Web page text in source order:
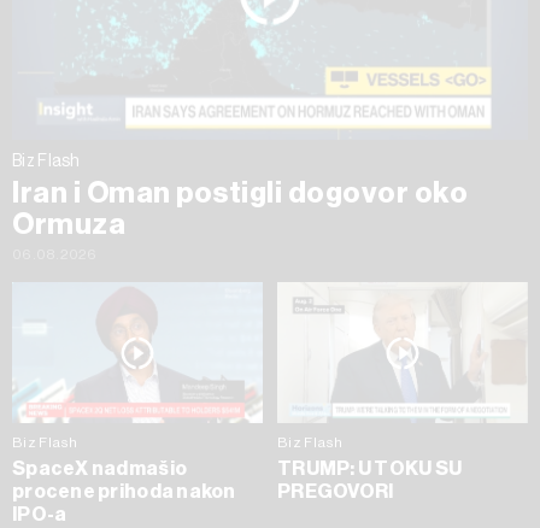
Biz Flash
Iran i Oman postigli dogovor oko
Ormuza
Biz Flash
SpaceX nadmašio
procene prihoda nakon
IPO-a
Biz Flash
TRUMP: U TOKU SU
PREGOVORI